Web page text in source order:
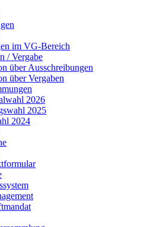
im VG-Bereich
/ Vergabe
über Ausschreibungen
über Vergaben
2026
2025
2024